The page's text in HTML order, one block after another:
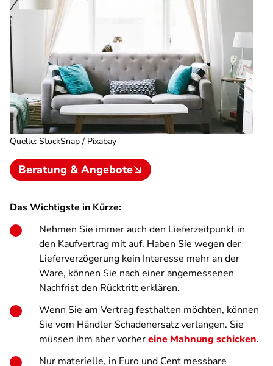
Quelle: StockSnap / Pixabay
Beratung & Angebote
Das Wichtigste in Kürze:
Nehmen Sie immer auch den Lieferzeitpunkt in
den Kaufvertrag mit auf. Haben Sie wegen der
Lieferverzögerung kein Interesse mehr an der
Ware, können Sie nach einer angemessenen
Nachfrist den Rücktritt erklären.
Wenn Sie am Vertrag festhalten möchten, können
Sie vom Händler Schadenersatz verlangen. Sie
müssen ihm aber vorhereine Mahnung schicken.
Nur materielle, in Euro und Cent messbare